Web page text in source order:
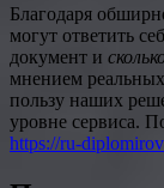
Благодаря
могут ответить
документ и
мнением
пользу наших
уровне сервиса.
https://ru-